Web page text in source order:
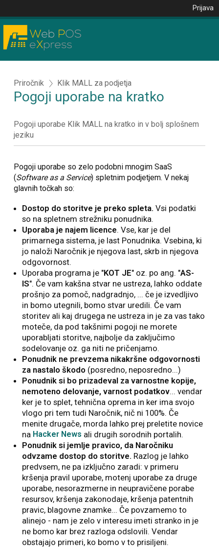
Prijava
Priročnik Klik MALL za podjetja
Pogoji uporabe na kratko
Pogoji uporabe Klik MALL na kratko in v bolj splošnem
jeziku
Pogoji uporabe so zelo podobni mnogim SaaS
(Software as a Service) spletnim podjetjem. V nekaj
glavnih točkah so:
Dostop do storitve je preko spleta. Vsi podatki
so na spletnem strežniku ponudnika.
Uporaba je najem licence. Vse, kar je del
primarnega sistema, je last Ponudnika. Vsebina, ki
jo naloži Naročnik je njegova last, skrb in njegova
odgovornost.
Uporaba programa je "KOT JE" oz. po ang. "AS-
IS". Če vam kakšna stvar ne ustreza, lahko oddate
prošnjo za pomoč, nadgradnjo, ... če je izvedljivo
in bomo utegnili, bomo stvar uredili. Če vam
storitev ali kaj drugega ne ustreza in je za vas tako
moteče, da pod takšnimi pogoji ne morete
uporabljati storitve, najbolje da zaključimo
sodelovanje oz. ga niti ne pričenjamo.
Ponudnik ne prevzema nikakršne odgovornosti
za nastalo škodo(posredno, neposredno...)
Ponudnik si bo prizadeval za varnostne kopije,
nemoteno delovanje, varnost podatkov... vendar
ker je to splet, tehnična oprema in ker ima svojo
vlogo pri tem tudi Naročnik, nič ni 100%. Če
menite drugače, morda lahko prej preletite novice
na Hacker News ali drugih sorodnih portalih.
Ponudnik si jemlje pravico, da Naročniku
odvzame dostop do storitve. Razlog je lahko
predvsem, ne pa izključno zaradi: v primeru
kršenja pravil uporabe, motenj uporabe za druge
uporabe, nesorazmerne in neupravičene porabe
resursov, kršenja zakonodaje, kršenja patentnih
pravic, blagovne znamke... Če povzamemo to
alinejo - nam je zelo v interesu imeti stranko in je
ne bomo kar brez razloga odslovili. Vendar
obstajajo primeri, ko bomo v to prisiljeni.